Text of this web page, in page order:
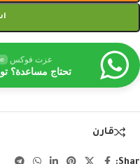
عزت فوكس
تحتاج مساعدة؟
قارن